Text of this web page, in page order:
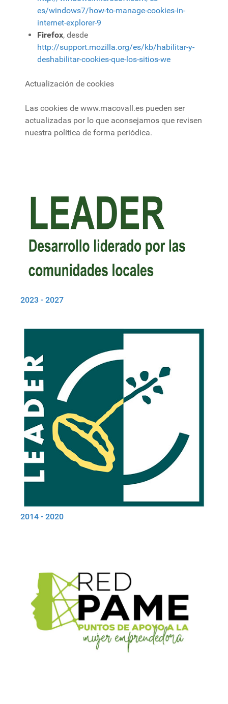
es/windows7/how-to-manage-cookies-in-
internet-explorer-9
Firefox, desde
http://support.mozilla.org/es/kb/habilitar-y-
deshabilitar-cookies-que-los-sitios-we
Actualización de cookies
Las cookies de www.macovall.es pueden ser
actualizadas por lo que aconsejamos que revisen
nuestra política de forma periódica.
2023 - 2027
2014 - 2020